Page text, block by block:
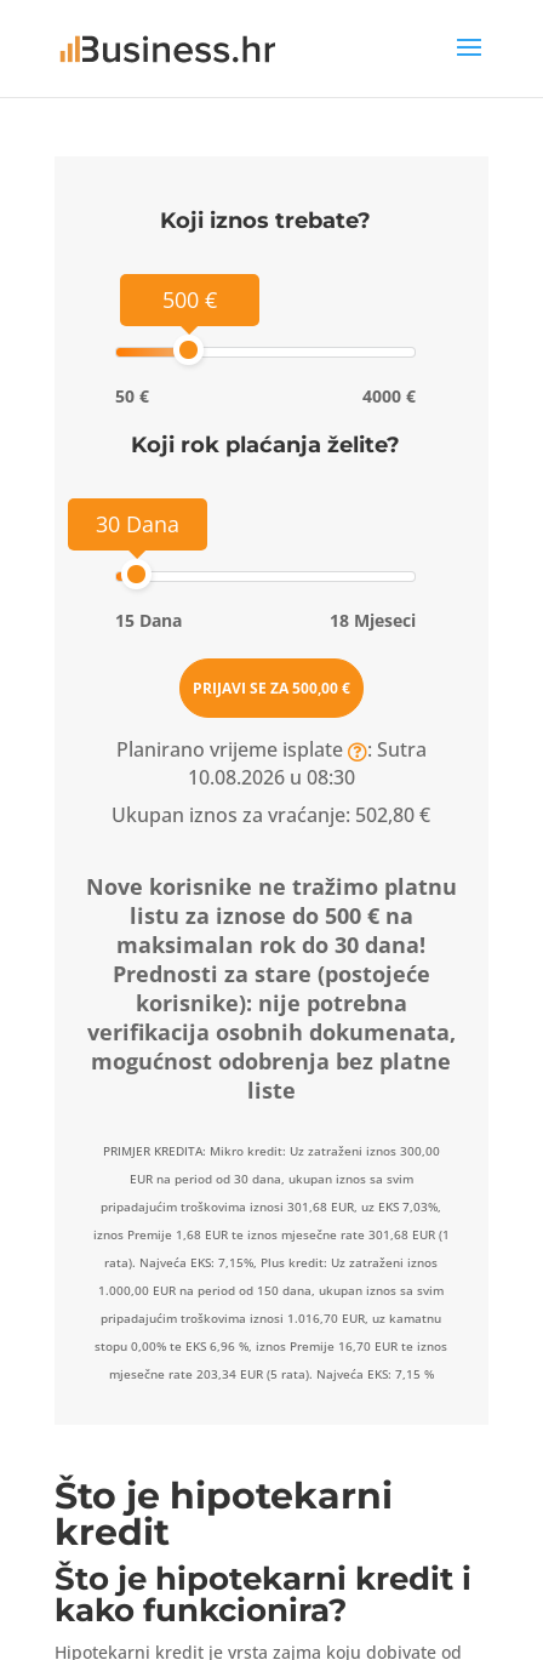
Koji iznos trebate?
500 €
50 € 4000 €
Koji rok plaćanja želite?
30 Dana
15 Dana 18 Mjeseci
PRIJAVI SE ZA500,00 €
Planirano vrijeme isplate
: Sutra
10.08.2026 u 08:30
Ukupan iznos za vraćanje: 502,80 €
Nove korisnike ne tražimo platnu
listu za iznose do 500 € na
maksimalan rok do 30 dana!
Prednosti za stare (postojeće
korisnike): nije potrebna
verifikacija osobnih dokumenata,
mogućnost odobrenja bez platne
liste
PRIMJER KREDITA: Mikro kredit: Uz zatraženi iznos 300,00
EUR na period od 30 dana, ukupan iznos sa svim
pripadajućim troškovima iznosi 301,68 EUR, uz EKS 7,03%,
iznos Premije 1,68 EUR te iznos mjesečne rate 301,68 EUR (1
rata). Najveća EKS: 7,15%, Plus kredit: Uz zatraženi iznos
1.000,00 EUR na period od 150 dana, ukupan iznos sa svim
pripadajućim troškovima iznosi 1.016,70 EUR, uz kamatnu
stopu 0,00% te EKS 6,96 %, iznos Premije 16,70 EUR te iznos
mjesečne rate 203,34 EUR (5 rata). Najveća EKS: 7,15 %
Što je hipotekarni
kredit
Što je hipotekarni kredit i
kako funkcionira?
Hipotekarni kredit je vrsta zajma koju dobivate od